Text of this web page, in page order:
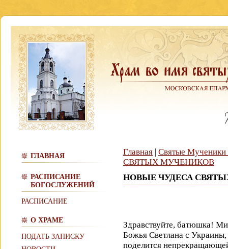
ГЛАВНАЯ
РАСПИСАНИЕ
БОГОСЛУЖЕНИЙ
РАСПИСАНИЕ
О ХРАМЕ
ПОДАТЬ ЗАПИСКУ
Главная | Святые
СВЯТЫХ МУЧЕНИКОВ
НОВЫЕ ЧУДЕСА
Здравствуйте, батюшка!
Божья Светлана с
поделится